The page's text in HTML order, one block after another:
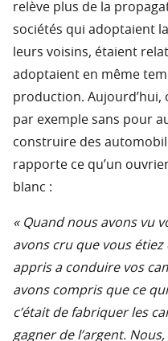
relève plus de la
sociétés qui adoptaient
leurs voisins, étaient
adoptaient en même
production.
par exemple sans pour
construire des
rapporte ce qu’un
blanc :
« Quand nous avons vu
avons cru que vous
appris a conduire vos
avons compris que ce
c’était de fabriquer les
gagner de l’argent.